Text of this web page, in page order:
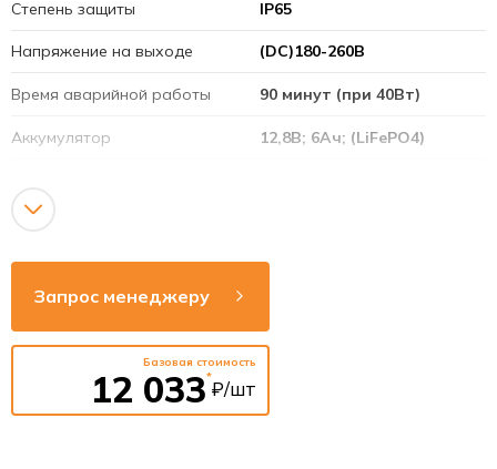
Степень защиты IP65
Напряжение на выходе (DC)180-260В
Время аварийной работы 90 минут (при 40Вт)
Аккумулятор 12,8В; 6Ач; (LiFePO4)
Индикация состояния Есть
Тестирование
Запрос менеджеру
Базовая стоимость
12 033*
₽/шт